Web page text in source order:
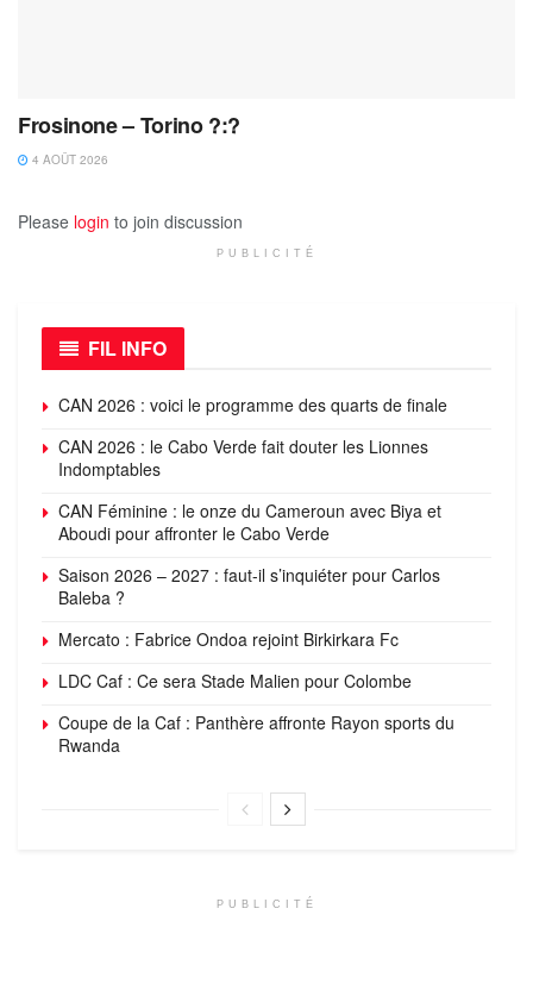
Frosinone – Torino ?:?
4 AOÛT 2026
Please login to join discussion
PUBLICITÉ
FIL INFO
CAN 2026 : voici le programme des quarts de finale
CAN 2026 : le Cabo Verde fait douter les Lionnes
Indomptables
CAN Féminine : le onze du Cameroun avec Biya et
Aboudi pour affronter le Cabo Verde
Saison 2026 – 2027 : faut-il s’inquiéter pour Carlos
Baleba ?
Mercato : Fabrice Ondoa rejoint Birkirkara Fc
LDC Caf : Ce sera Stade Malien pour Colombe
Coupe de la Caf : Panthère affronte Rayon sports du
Rwanda
PUBLICITÉ